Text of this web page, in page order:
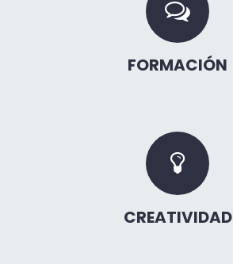
FORMACIÓN
CREATIVIDAD